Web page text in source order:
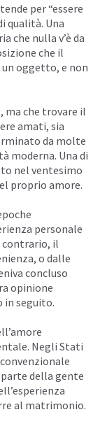
per “essere
qualità. Una
che nulla v’è da
che il
oggetto, e non
ma che trovare il
amati, sia
da molte
moderna. Una di
nel ventesimo
proprio amore.
personale
contrario, il
o dalle
concluso
opinione
in seguito.
Negli Stati
della gente
al matrimonio.